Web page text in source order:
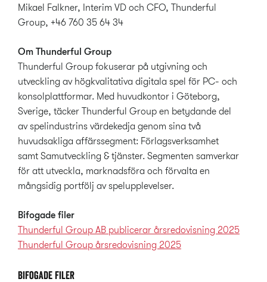
Mikael Falkner, Interim VD och CFO, Thunderful
Group, +46 760 35 64 34
Om Thunderful Group
Thunderful Group fokuserar på utgivning och
utveckling av högkvalitativa digitala spel för PC- och
konsolplattformar. Med huvudkontor i Göteborg,
Sverige, täcker Thunderful Group en betydande del
av spelindustrins värdekedja genom sina två
huvudsakliga affärssegment: Förlagsverksamhet
samt Samutveckling & tjänster. Segmenten samverkar
för att utveckla, marknadsföra och förvalta en
mångsidig portfölj av spelupplevelser.
Bifogade filer
Thunderful Group AB publicerar årsredovisning 2025
Thunderful Group årsredovisning 2025
Bifogade filer